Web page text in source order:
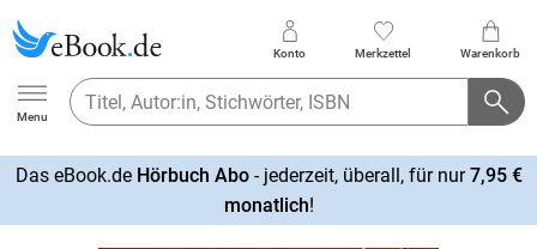
Ebook.de
Menu
Konto Merkzettel Warenkorb
Das eBook.de Hörbuch Abo- jederzeit, überall, für nur7,95 €
monatlich!